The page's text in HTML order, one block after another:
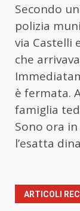
Secondo
polizia
via Castelli
che
è fermata.
famiglia
Sono ora
l’esatta
ARTICOLI